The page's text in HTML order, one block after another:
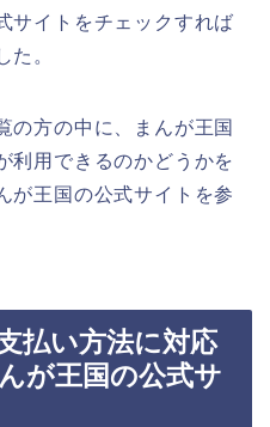
サイトをチェックすれば
た。
の方の中に、まんが王国
利用できるのかどうかを
が王国の公式サイトを参
払い方法に対応
が王国の公式サ